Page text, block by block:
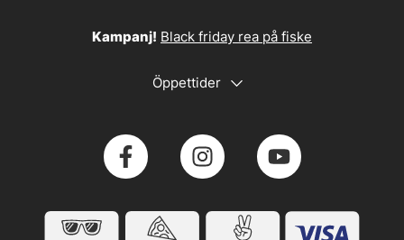
Kampanj! Black friday rea på fiske
Öppettider